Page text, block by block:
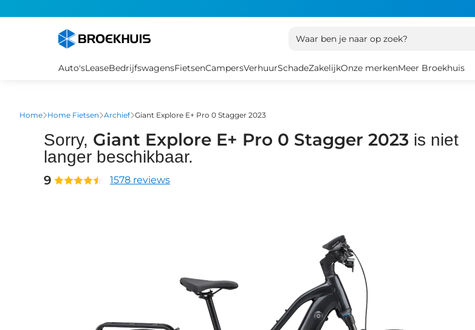
Waar ben je naar op zoek?
Auto'sLeaseBedrijfswagensFietsenCampersVerhuurSchadeZakelijkOnze merkenMeer Broekhuis
Home Home Fietsen Archief Giant Explore E+ Pro 0 Stagger 2023
Sorry, Giant Explore E+ Pro 0 Stagger 2023 is niet
langer beschikbaar.
9 1578 reviews